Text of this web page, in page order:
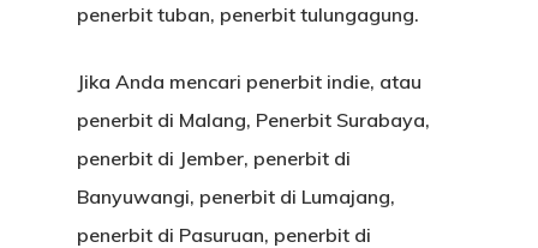
penerbit tuban, penerbit tulungagung.
Jika Anda mencari penerbit indie, atau
penerbit di Malang, Penerbit Surabaya,
penerbit di Jember, penerbit di
Banyuwangi, penerbit di Lumajang,
penerbit di Pasuruan, penerbit di